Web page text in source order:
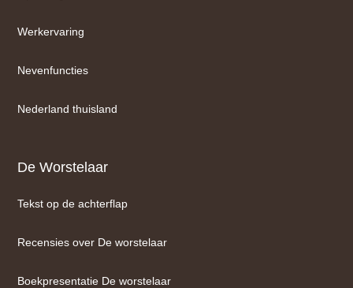
Werkervaring
Nevenfuncties
Nederland thuisland
De Worstelaar
Tekst op de achterflap
Recensies over De worstelaar
Boekpresentatie De worstelaar